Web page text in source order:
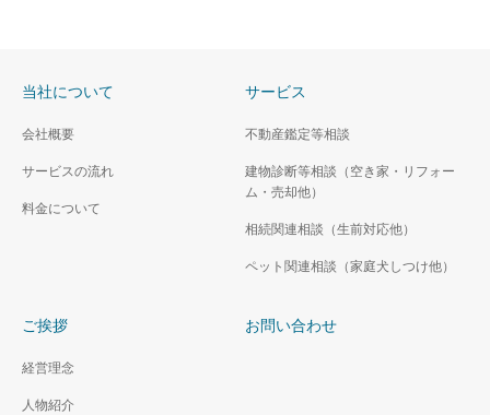
当社について
会社概要
サービスの流れ
料金について
サービス
不動産鑑定等相談
建物診断等相談（空き家・リフォー
ム・売却他）
相続関連相談（生前対応他）
ペット関連相談（家庭犬しつけ他）
ご挨拶
経営理念
人物紹介
お問い合わせ